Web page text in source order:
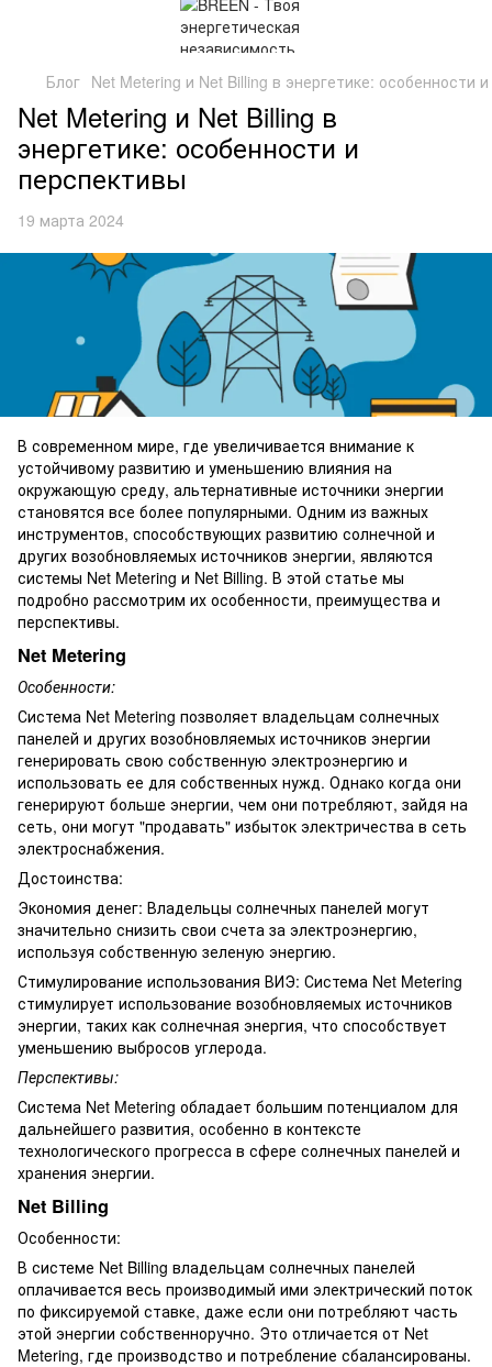
Блог Net Metering и Net Billing в энергетике: особенности
Net Metering и Net Billing в
энергетике: особенности и
перспективы
19 марта 2024
В современном мире, где увеличивается внимание к
устойчивому развитию и уменьшению влияния на
окружающую среду, альтернативные источники энергии
становятся все более популярными. Одним из важных
инструментов, способствующих развитию солнечной и
других возобновляемых источников энергии, являются
системы Net Metering и Net Billing. В этой статье мы
подробно рассмотрим их особенности, преимущества и
перспективы.
Net Metering
Особенности:
Система Net Metering позволяет владельцам солнечных
панелей и других возобновляемых источников энергии
генерировать свою собственную электроэнергию и
использовать ее для собственных нужд. Однако когда они
генерируют больше энергии, чем они потребляют, зайдя на
сеть, они могут "продавать" избыток электричества в сеть
электроснабжения.
Достоинства:
Экономия денег: Владельцы солнечных панелей могут
значительно снизить свои счета за электроэнергию,
используя собственную зеленую энергию.
Стимулирование использования ВИЭ: Система Net Metering
стимулирует использование возобновляемых источников
энергии, таких как солнечная энергия, что способствует
уменьшению выбросов углерода.
Перспективы:
Система Net Metering обладает большим потенциалом для
дальнейшего развития, особенно в контексте
технологического прогресса в сфере солнечных панелей и
хранения энергии.
Net Billing
Особенности:
В системе Net Billing владельцам солнечных панелей
оплачивается весь производимый ими электрический поток
по фиксируемой ставке, даже если они потребляют часть
этой энергии собственноручно. Это отличается от Net
Metering, где производство и потребление сбалансированы.